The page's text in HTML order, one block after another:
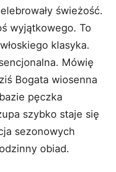
o
świeżość.
wyjątkowego. To
klasyka.
Mówię
Bogata wiosenna
pęczka
szybko staje się
sezonowych
obiad.